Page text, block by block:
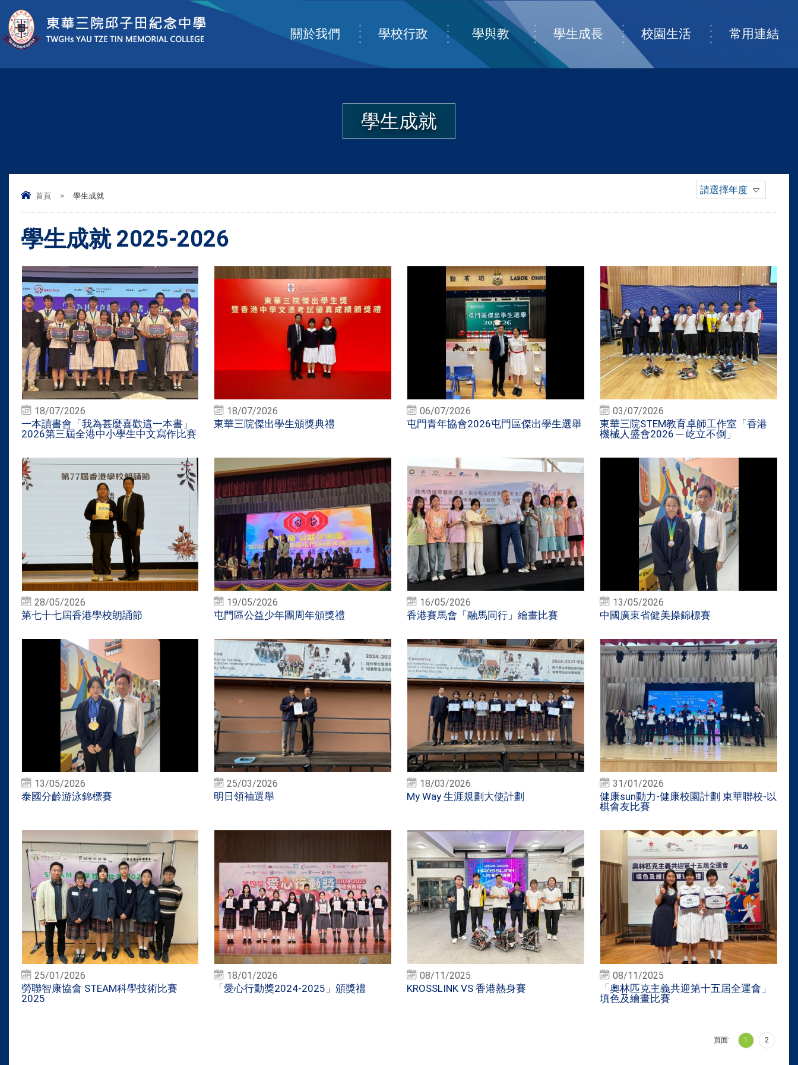
關於我們 學校行政 學與教 學生成長 校園生活 常用連結
學生成就
首頁 > 學生成就
學生成就 2025-2026
請選擇年度
18/07/2026
一本讀書會「我為甚麼喜歡這一本書」
2026第三屆全港中小學生中文寫作比賽
18/07/2026
東華三院傑出學生頒獎典禮
06/07/2026
屯門青年協會2026屯門區傑出學生選舉
03/07/2026
東華三院STEM教育卓師工作室「香港
機械人盛會2026 ─ 屹立不倒」
28/05/2026
第七十七屆香港學校朗誦節
19/05/2026
屯門區公益少年團周年頒獎禮
16/05/2026
香港賽馬會「融馬同行」繪畫比賽
13/05/2026
中國廣東省健美操錦標賽
13/05/2026
泰國分齡游泳錦標賽
25/03/2026
明日領袖選舉
18/03/2026
My Way 生涯規劃大使計劃
31/01/2026
健康sun動力-健康校園計劃 東華聯校-以
棋會友比賽
25/01/2026
勞聯智康協會 STEAM科學技術比賽
2025
18/01/2026
「愛心行動獎2024-2025」頒獎禮
08/11/2025
KROSSLINK VS 香港熱身賽
08/11/2025
「奧林匹克主義共迎第十五屆全運會」
填色及繪畫比賽
頁面: 1 2